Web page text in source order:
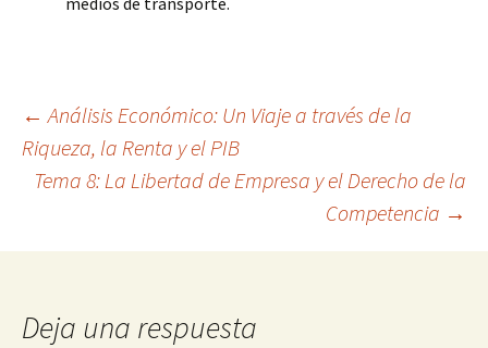
Navegación
de
entradas
← Análisis Económico: Un Viaje a través de la
Riqueza, la Renta y el PIB
Tema 8: La Libertad de Empresa y el Derecho de la
Competencia →
Deja una respuesta